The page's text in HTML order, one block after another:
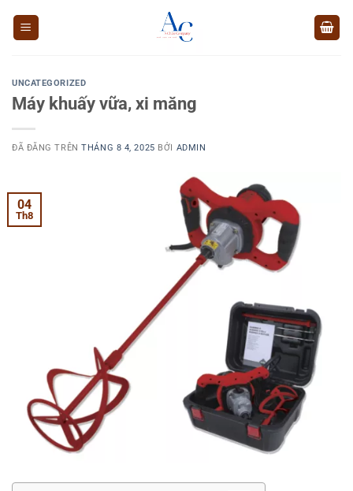
UNCATEGORIZED
Máy khuấy vữa, xi măng
ĐÃ ĐĂNG TRÊNTHÁNG 8 4, 2025 BỞI ADMIN
04
Th8